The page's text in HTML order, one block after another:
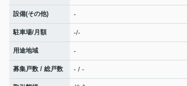
設備(その他) -
駐車場/月額 -/-
用途地域 -
募集戸数 / 総戸数 - / -